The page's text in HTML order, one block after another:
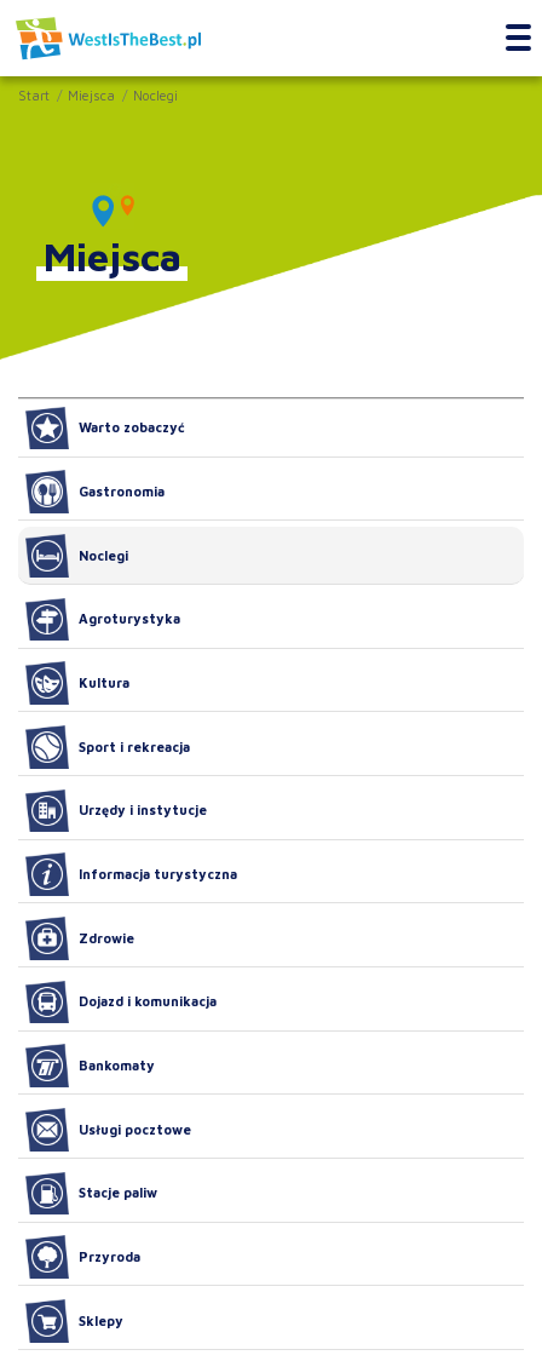
Start Miejsca Noclegi
Miejsca
Warto zobaczyć
Gastronomia
Noclegi
Agroturystyka
Kultura
Sport i rekreacja
Urzędy i instytucje
Informacja turystyczna
Zdrowie
Dojazd i komunikacja
Bankomaty
Usługi pocztowe
Stacje paliw
Przyroda
Sklepy